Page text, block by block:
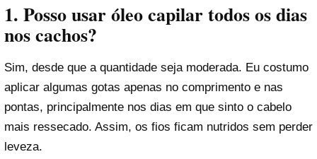
1. Posso usar óleo capilar todos os dias
nos cachos?
Sim, desde que a quantidade seja moderada. Eu costumo
aplicar algumas gotas apenas no comprimento e nas
pontas, principalmente nos dias em que sinto o cabelo
mais ressecado. Assim, os fios ficam nutridos sem perder
leveza.